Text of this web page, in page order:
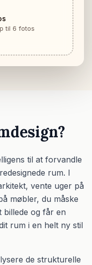
til 6 fotos
til at forvandle
rum. I
vente uger på
møbler, du måske
billede og får en
rum i en helt ny stil
de strukturelle